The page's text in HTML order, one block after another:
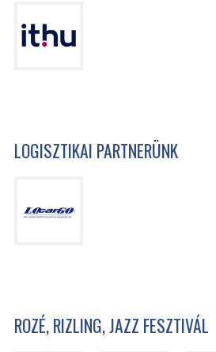
LOGISZTIKAI PARTNERÜNK
ROZÉ, RIZLING, JAZZ FESZTIVÁL